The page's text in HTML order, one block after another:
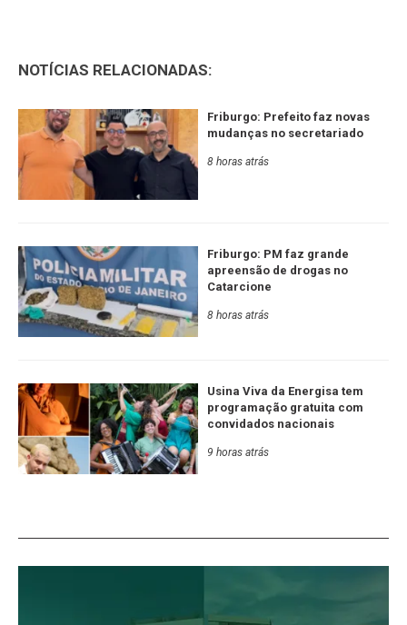
NOTÍCIAS RELACIONADAS:
Friburgo: Prefeito faz novas
mudanças no secretariado
8 horas atrás
Friburgo: PM faz grande
apreensão de drogas no
Catarcione
8 horas atrás
Usina Viva da Energisa tem
programação gratuita com
convidados nacionais
9 horas atrás